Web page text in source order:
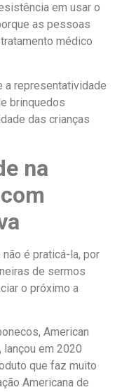
em usar o
as pessoas
médico
a representatividade
brinquedos
das crianças
na
é praticá-la, por
de sermos
o próximo a
American
em 2020
que faz muito
Americana de